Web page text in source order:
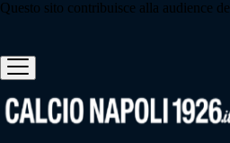
Questo sito contribuisce alla audience de